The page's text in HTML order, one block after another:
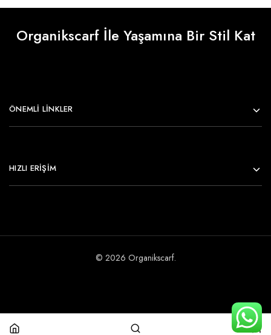
Organikscarf İle Yaşamına Bir Stil Kat
ÖNEMLI LINKLER
HIZLI ERİŞİM
© 2026 Organikscarf.